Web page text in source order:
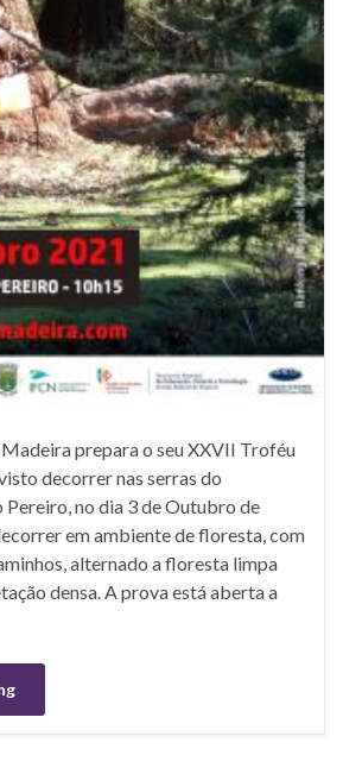
prepara o seu XXVII Troféu
decorrer nas serras do
no dia 3 de Outubro de
em ambiente de floresta, com
alternado a floresta limpa
densa. A prova está aberta a